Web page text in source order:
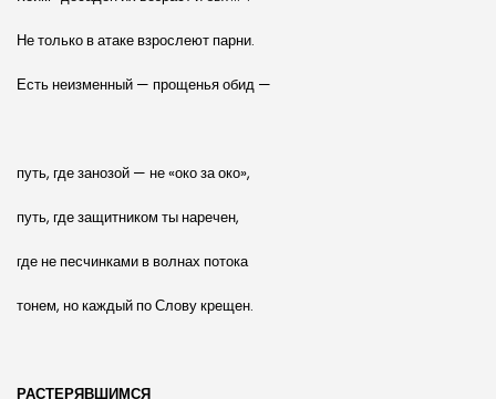
Не только в атаке взрослеют парни.
Есть неизменный — прощенья обид —
путь, где занозой — не «око за око»,
путь, где защитником ты наречен,
где не песчинками в волнах потока
тонем, но каждый по Слову крещен.
РАСТЕРЯВШИМСЯ